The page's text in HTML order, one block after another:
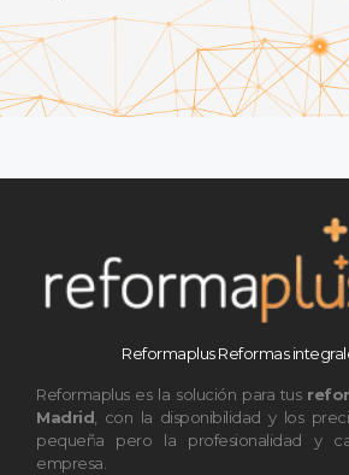
Reformaplus Reformas
Reformaplus es la solución para tus
Madrid , con la disponibilidad y los
pequeña pero la profesionalidad y
empresa.